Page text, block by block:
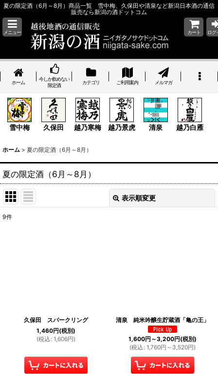
夏の限定酒（6月～8月）商品一覧 雪中梅、久保田や清泉など新潟日本酒の通信
販売なら新潟の酒ドットコム
メニュー カート ログ
ホーム
今しか飲めない
限定酒
カテゴリ ご利用案内 メルマガ
雪中梅 久保田 越乃寒梅 越乃景虎 清泉 越乃白雁
ホーム > 夏の限定酒（6月～8月）
夏の限定酒（6月～8月）
表示順変更
9件
久保田 スパークリング
1,460円(税別)
(税込 : 1,606円)
清泉 純米吟醸生貯蔵酒「亀の王」
1,600円 ～3,200円(税別)
(税込 : 1,760円 ～3,520円)